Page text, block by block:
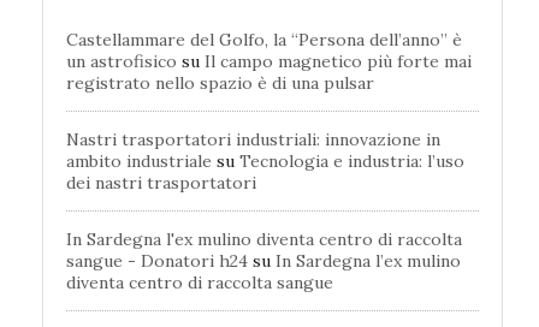
Castellammare del Golfo, la “Persona dell’anno” è
un astrofisico su Il campo magnetico più forte mai
registrato nello spazio è di una pulsar
Nastri trasportatori industriali: innovazione in
ambito industriale su Tecnologia e industria: l’uso
dei nastri trasportatori
In Sardegna l'ex mulino diventa centro di raccolta
sangue - Donatori h24 su In Sardegna l’ex mulino
diventa centro di raccolta sangue